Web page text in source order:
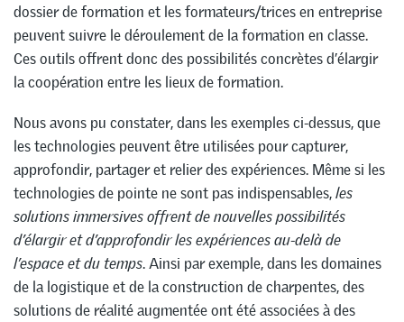
dossier de formation et les formateurs/trices en entreprise
peuvent suivre le déroulement de la formation en classe.
Ces outils offrent donc des possibilités concrètes d’élargir
la coopération entre les lieux de formation.
Nous avons pu constater, dans les exemples ci-dessus, que
les technologies peuvent être utilisées pour capturer,
approfondir, partager et relier des expériences. Même si les
technologies de pointe ne sont pas indispensables,les
solutions immersives offrent de nouvelles possibilités
d’élargir et d’approfondir les expériences au-delà de
l’espace et du temps. Ainsi par exemple, dans les domaines
de la logistique et de la construction de charpentes, des
solutions de réalité augmentée ont été associées à des